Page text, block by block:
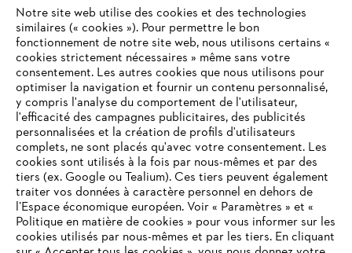
Notre site web utilise des cookies et des technologies
similaires (« cookies »). Pour permettre le bon
fonctionnement de notre site web, nous utilisons certains «
cookies strictement nécessaires » même sans votre
consentement. Les autres cookies que nous utilisons pour
optimiser la navigation et fournir un contenu personnalisé,
y compris l'analyse du comportement de l'utilisateur,
l'efficacité des campagnes publicitaires, des publicités
personnalisées et la création de profils d'utilisateurs
complets, ne sont placés qu'avec votre consentement. Les
cookies sont utilisés à la fois par nous-mêmes et par des
tiers (ex. Google ou Tealium). Ces tiers peuvent également
traiter vos données à caractère personnel en dehors de
l’Espace économique européen. Voir « Paramètres » et «
Politique en matière de cookies » pour vous informer sur les
cookies utilisés par nous-mêmes et par les tiers. En cliquant